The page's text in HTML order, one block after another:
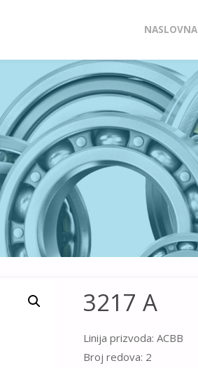
content
NASLOVNA
3217 A
Linija prizvoda: ACBB
Broj redova: 2